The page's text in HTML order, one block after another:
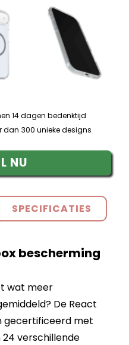
14 dagen bedenktijd
dan 300 unieke designs
NU
SPECIFICATIES
bescherming
wat meer
De React
gecertificeerd met
24 verschillende